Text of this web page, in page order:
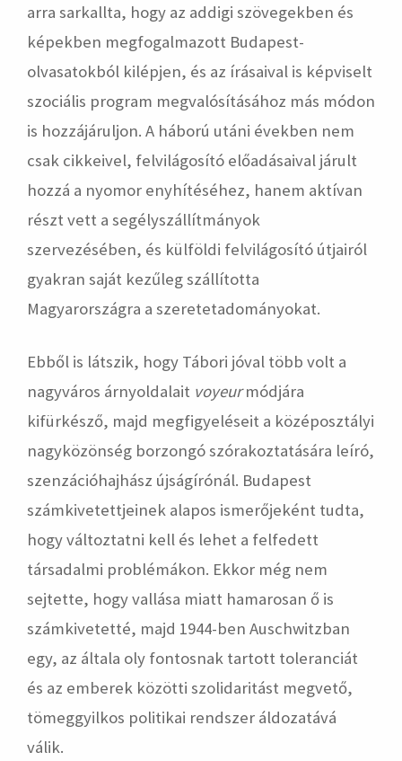
arra sarkallta, hogy az addigi szövegekben és
képekben megfogalmazott Budapest-
olvasatokból kilépjen, és az írásaival is képviselt
szociális program megvalósításához más módon
is hozzájáruljon. A háború utáni években nem
csak cikkeivel, felvilágosító előadásaival járult
hozzá a nyomor enyhítéséhez, hanem aktívan
részt vett a segélyszállítmányok
szervezésében, és külföldi felvilágosító útjairól
gyakran saját kezűleg szállította
Magyarországra a szeretetadományokat.
Ebből is látszik, hogy Tábori jóval több volt a
nagyváros árnyoldalait voyeurmódjára
kifürkésző, majd megfigyeléseit a középosztályi
nagyközönség borzongó szórakoztatására leíró,
szenzációhajhász újságírónál. Budapest
számkivetettjeinek alapos ismerőjeként tudta,
hogy változtatni kell és lehet a felfedett
társadalmi problémákon. Ekkor még nem
sejtette, hogy vallása miatt hamarosan ő is
számkivetetté, majd 1944-ben Auschwitzban
egy, az általa oly fontosnak tartott toleranciát
és az emberek közötti szolidaritást megvető,
tömeggyilkos politikai rendszer áldozatává
válik.